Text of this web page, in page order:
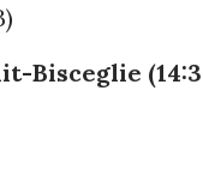
Bisceglie